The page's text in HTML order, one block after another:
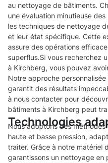
au nettoyage de bâtiments.
une évaluation minutieuse
les techniques de nettoyage
et leur état spécifique. Cette
assure des opérations
superflus.Si vous recherchez
à Kirchberg, vous pouvez
Notre approche
garantit des résultats
à nous contacter pour
bâtiments à Kirchberg peut
Technologies
Nous adoptons des
haute et basse pression,
traiter. Grâce à notre matériel
garantissons un nettoyage